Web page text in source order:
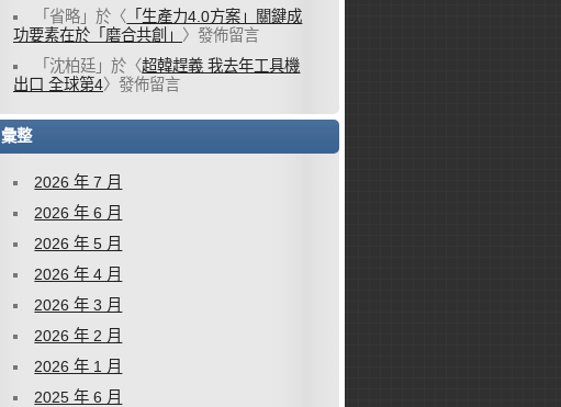
「 省略 」於〈 「生產力4.0方案」關鍵成
功要素在於「磨合共創」 〉發佈留言
「 沈柏廷 」於〈超韓趕義 我去年工具機
出口 全球第4〉發佈留言
彙整
2026 年 7 月
2026 年 6 月
2026 年 5 月
2026 年 4 月
2026 年 3 月
2026 年 2 月
2026 年 1 月
2025 年 6 月